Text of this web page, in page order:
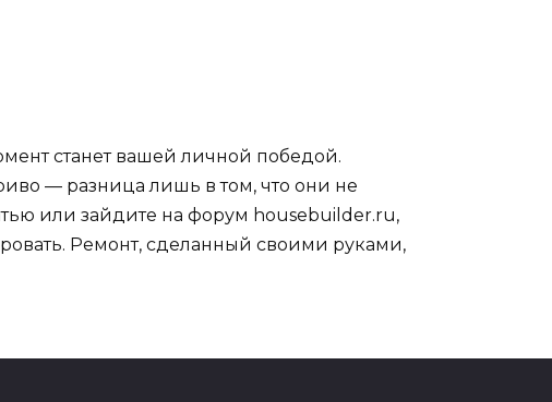
станет вашей личной победой.
— разница лишь в том, что они не
или зайдите на форум housebuilder.ru,
Ремонт, сделанный своими руками,